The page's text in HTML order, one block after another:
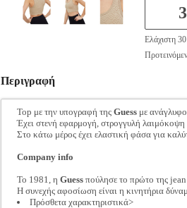
Ελάχιστη
Περιγραφή
Top με την υπογραφή της Guess με
Έχει στενή εφαρμογή, στρογγυλή
Στο κάτω μέρος έχει ελαστική φάσα για
Company info
Το 1981, η Guess πούλησε το πρώτο της
Η συνεχής αφοσίωση είναι η κινητήρια
Πρόσθετα χαρακτηριστικά>